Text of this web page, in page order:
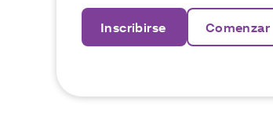
Inscribirse Comenzar